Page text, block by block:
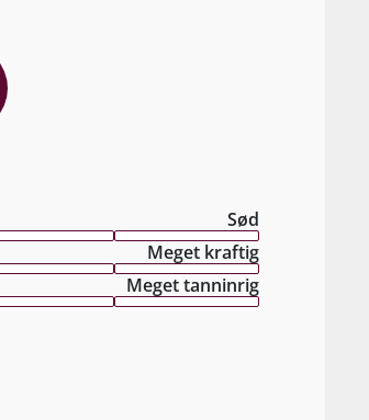
Sød
Meget kraftig
Meget tanninrig